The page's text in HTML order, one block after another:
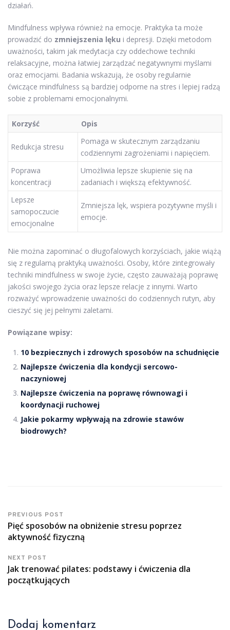
działań.
Mindfulness wpływa również na emocje. Praktyka ta może
prowadzić do zmniejszenia lęku i depresji. Dzięki metodom
uważności, takim jak medytacja czy oddechowe techniki
relaksacyjne, można łatwiej zarządzać negatywnymi myślami
oraz emocjami. Badania wskazują, że osoby regularnie
ćwiczące mindfulness są bardziej odporne na stres i lepiej radzą
sobie z problemami emocjonalnymi.
Korzyść Opis
Redukcja stresu
Pomaga w skutecznym zarządzaniu
codziennymi zagrożeniami i napięciem.
Poprawa
koncentracji
Umożliwia lepsze skupienie się na
zadaniach i większą efektywność.
Lepsze
samopoczucie
emocjonalne
Zmniejsza lęk, wspiera pozytywne myśli i
emocje.
Nie można zapominać o długofalowych korzyściach, jakie wiążą
się z regularną praktyką uważności. Osoby, które zintegrowały
techniki mindfulness w swoje życie, często zauważają poprawę
jakości swojego życia oraz lepsze relacje z innymi. Warto
rozważyć wprowadzenie uważności do codziennych rutyn, aby
cieszyć się jej pełnymi zaletami.
Powiązane wpisy:
10 bezpiecznych i zdrowych sposobów na schudnięcie
Najlepsze ćwiczenia dla kondycji sercowo-
naczyniowej
Najlepsze ćwiczenia na poprawę równowagi i
koordynacji ruchowej
Jakie pokarmy wpływają na zdrowie stawów
biodrowych?
PREVIOUS POST
Pięć sposobów na obniżenie stresu poprzez
aktywność fizyczną
NEXT POST
Jak trenować pilates: podstawy i ćwiczenia dla
początkujących
Dodaj komentarz